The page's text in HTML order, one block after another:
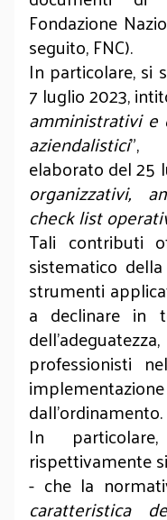
Fondazione
seguito, FNC).
In particolare, si
7 luglio 2023,
amministrativi
aziendalistici”,
elaborato del 25
organizzativi,
check list
Tali contributi
sistematico
strumenti
a declinare in
professionisti
dall’ordinamento.
In
rispettivamente
- che la
caratteristica